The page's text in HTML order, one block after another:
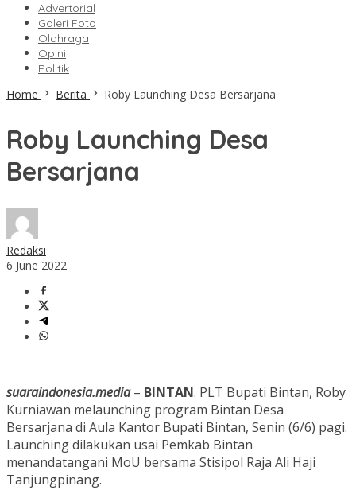
Advertorial
Galeri Foto
Olahraga
Opini
Politik
Home Berita Roby Launching Desa Bersarjana
Roby Launching Desa
Bersarjana
Redaksi
6 June 2022
suaraindonesia.media– BINTAN. PLT Bupati Bintan, Roby
Kurniawan melaunching program Bintan Desa
Bersarjana di Aula Kantor Bupati Bintan, Senin (6/6) pagi.
Launching dilakukan usai Pemkab Bintan
menandatangani MoU bersama Stisipol Raja Ali Haji
Tanjungpinang.